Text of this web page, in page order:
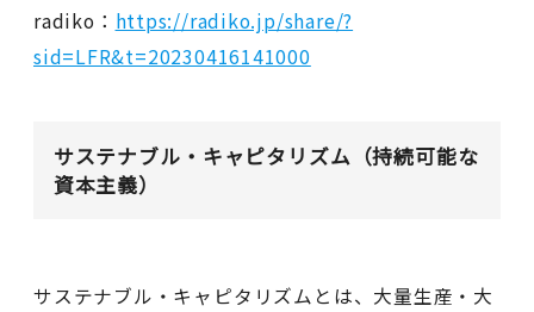
radiko： https://radiko.jp/share/?
sid=LFR&t=20230416141000
サステナブル・キャピタリズム（持続可能な
資本主義）
サステナブル・キャピタリズムとは、大量生産・大